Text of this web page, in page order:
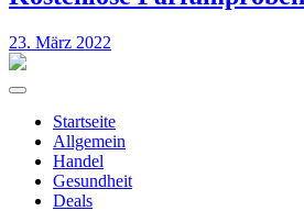
23. März 2022
Startseite
Allgemein
Handel
Gesundheit
Deals